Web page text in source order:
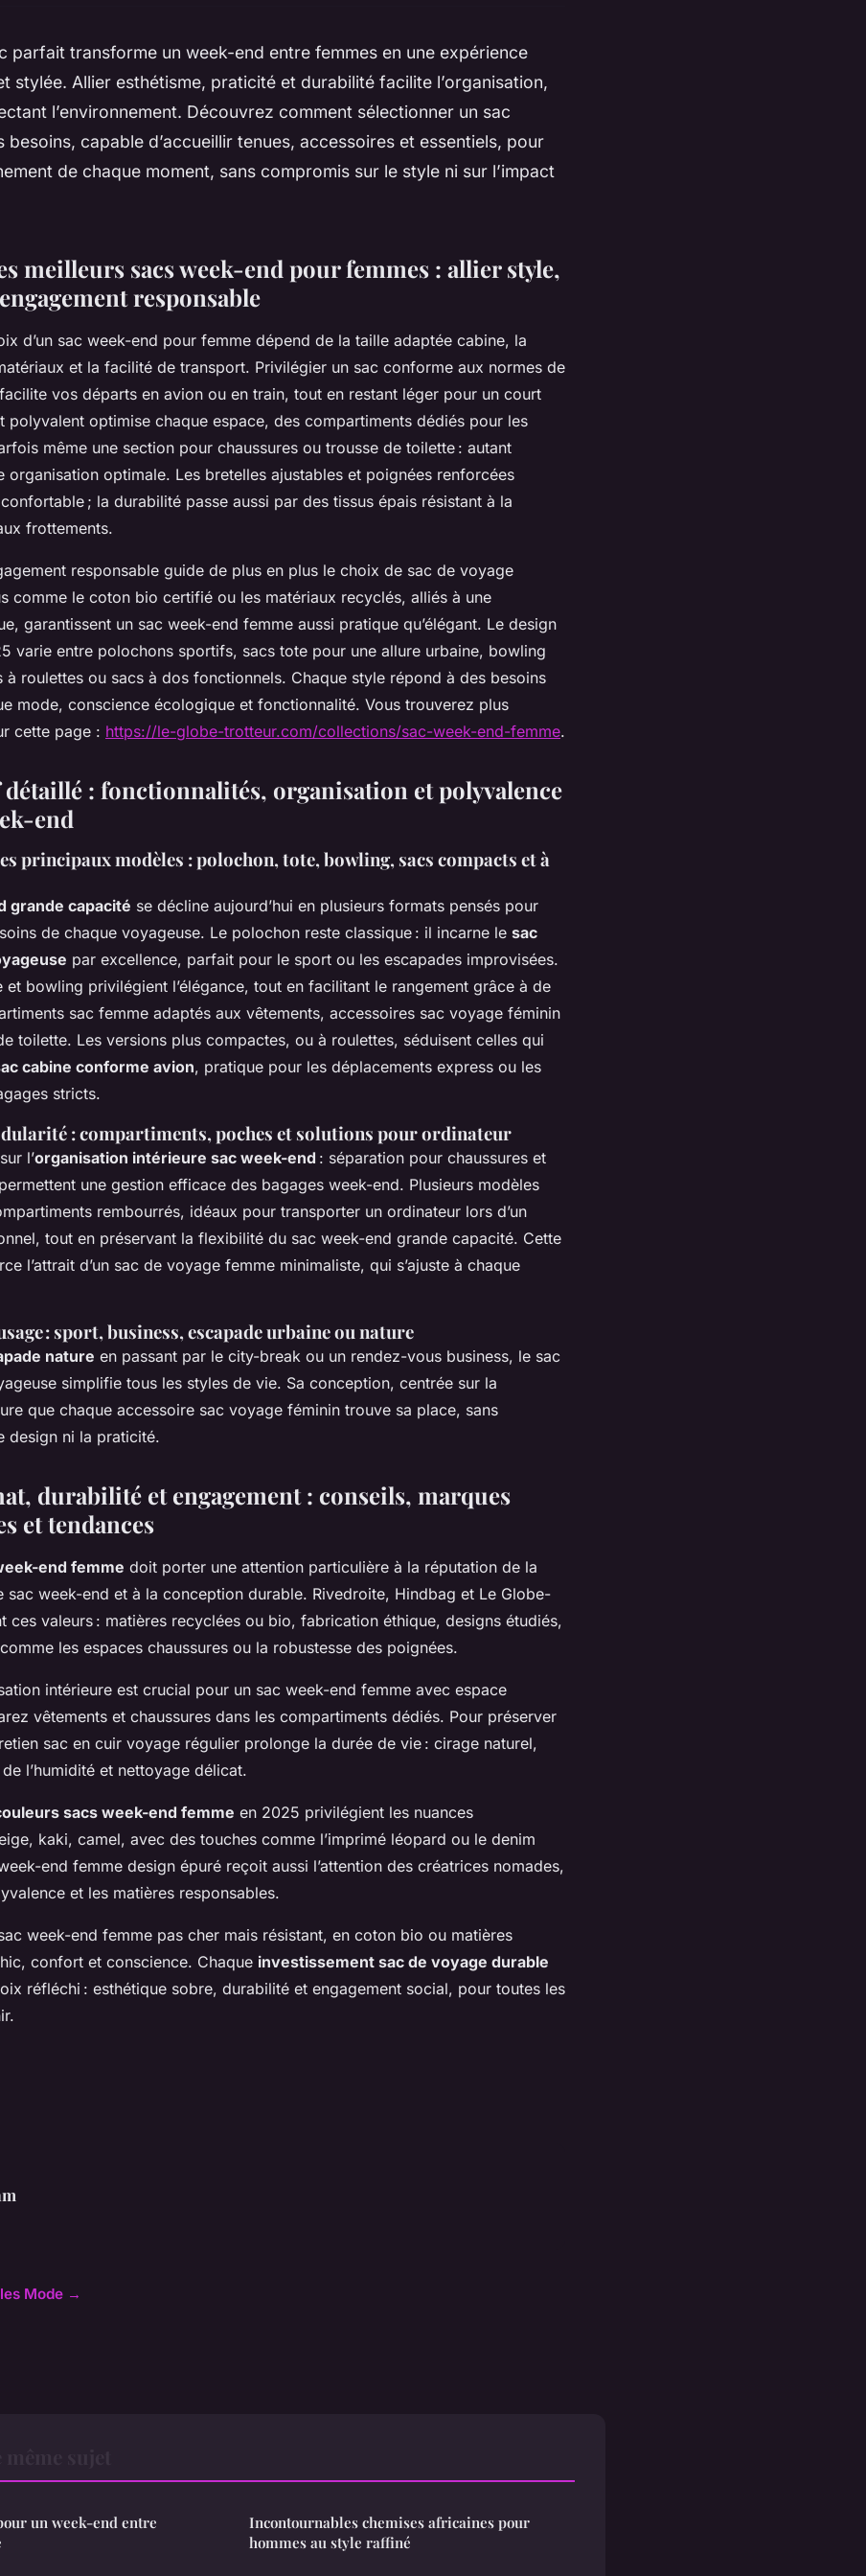
parfait transforme un week-end entre femmes en une expérience
stylée. Allier esthétisme, praticité et durabilité facilite l’organisation,
l’environnement. Découvrez comment sélectionner un sac
besoins, capable d’accueillir tenues, accessoires et essentiels, pour
de chaque moment, sans compromis sur le style ni sur l’impact
meilleurs sacs week-end pour femmes : allier style,
responsable
d’un sac week-end pour femme dépend de la taille adaptée cabine, la
et la facilité de transport. Privilégier un sac conforme aux normes de
vos départs en avion ou en train, tout en restant léger pour un court
polyvalent optimise chaque espace, des compartiments dédiés pour les
même une section pour chaussures ou trousse de toilette : autant
organisation optimale. Les bretelles ajustables et poignées renforcées
; la durabilité passe aussi par des tissus épais résistant à la
frottements.
responsable guide de plus en plus le choix de sac de voyage
comme le coton bio certifié ou les matériaux recyclés, alliés à une
garantissent un sac week-end femme aussi pratique qu’élégant. Le design
varie entre polochons sportifs, sacs tote pour une allure urbaine, bowling
à roulettes ou sacs à dos fonctionnels. Chaque style répond à des besoins
mode, conscience écologique et fonctionnalité. Vous trouverez plus
cette page : https://le-globe-trotteur.com/collections/sac-week-end-femme.
: fonctionnalités, organisation et polyvalence
end
principaux modèles : polochon, tote, bowling, sacs compacts et à
grande capacité se décline aujourd’hui en plusieurs formats pensés pour
de chaque voyageuse. Le polochon reste classique : il incarne le sac
par excellence, parfait pour le sport ou les escapades improvisées.
et bowling privilégient l’élégance, tout en facilitant le rangement grâce à de
sac femme adaptés aux vêtements, accessoires sac voyage féminin
toilette. Les versions plus compactes, ou à roulettes, séduisent celles qui
cabine conforme avion, pratique pour les déplacements express ou les
stricts.
: compartiments, poches et solutions pour ordinateur
l’organisation intérieure sac week-end : séparation pour chaussures et
une gestion efficace des bagages week-end. Plusieurs modèles
rembourrés, idéaux pour transporter un ordinateur lors d’un
tout en préservant la flexibilité du sac week-end grande capacité. Cette
l’attrait d’un sac de voyage femme minimaliste, qui s’ajuste à chaque
: sport, business, escapade urbaine ou nature
nature en passant par le city-break ou un rendez-vous business, le sac
simplifie tous les styles de vie. Sa conception, centrée sur la
que chaque accessoire sac voyage féminin trouve sa place, sans
design ni la praticité.
durabilité et engagement : conseils, marques
et tendances
end femme doit porter une attention particulière à la réputation de la
sac week-end et à la conception durable. Rivedroite, Hindbag et Le Globe-
ces valeurs : matières recyclées ou bio, fabrication éthique, designs étudiés,
les espaces chaussures ou la robustesse des poignées.
intérieure est crucial pour un sac week-end femme avec espace
vêtements et chaussures dans les compartiments dédiés. Pour préserver
sac en cuir voyage régulier prolonge la durée de vie : cirage naturel,
l’humidité et nettoyage délicat.
sacs week-end femme en 2025 privilégient les nuances
kaki, camel, avec des touches comme l’imprimé léopard ou le denim
end femme design épuré reçoit aussi l’attention des créatrices nomades,
et les matières responsables.
week-end femme pas cher mais résistant, en coton bio ou matières
confort et conscience. Chaque investissement sac de voyage durable
réfléchi : esthétique sobre, durabilité et engagement social, pour toutes les
Mode →
un week-end entre
Incontournables chemises africaines pour
hommes au style raffiné